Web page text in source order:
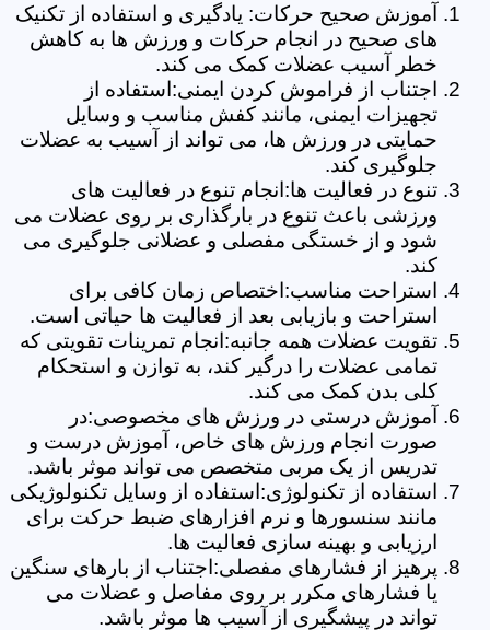
آموزش صحیح حرکات: یادگیری و استفاده از تکنیک
های صحیح در انجام حرکات و ورزش ها به کاهش
خطر آسیب عضلات کمک می کند.
اجتناب از فراموش کردن ایمنی:استفاده از
تجهیزات ایمنی، مانند کفش مناسب و وسایل
حمایتی در ورزش ها، می تواند از آسیب به عضلات
جلوگیری کند.
تنوع در فعالیت ها:انجام تنوع در فعالیت های
ورزشی باعث تنوع در بارگذاری بر روی عضلات می
شود و از خستگی مفصلی و عضلانی جلوگیری می
کند.
استراحت مناسب:اختصاص زمان کافی برای
استراحت و بازیابی بعد از فعالیت ها حیاتی است.
تقویت عضلات همه جانبه:انجام تمرینات تقویتی که
تمامی عضلات را درگیر کند، به توازن و استحکام
کلی بدن کمک می کند.
آموزش درستی در ورزش های مخصوصی:در
صورت انجام ورزش های خاص، آموزش درست و
تدریس از یک مربی متخصص می تواند موثر باشد.
استفاده از تکنولوژی:استفاده از وسایل تکنولوژیکی
مانند سنسورها و نرم افزارهای ضبط حرکت برای
ارزیابی و بهینه سازی فعالیت ها.
پرهیز از فشارهای مفصلی:اجتناب از بارهای سنگین
یا فشارهای مکرر بر روی مفاصل و عضلات می
تواند در پیشگیری از آسیب ها موثر باشد.